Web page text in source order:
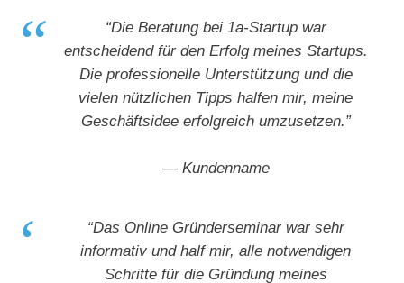
“Die Beratung bei 1a-Startup war
entscheidend für den Erfolg meines Startups.
Die professionelle Unterstützung und die
vielen nützlichen Tipps halfen mir, meine
Geschäftsidee erfolgreich umzusetzen.”
— Kundenname
“Das Online Gründerseminar war sehr
informativ und half mir, alle notwendigen
Schritte für die Gründung meines